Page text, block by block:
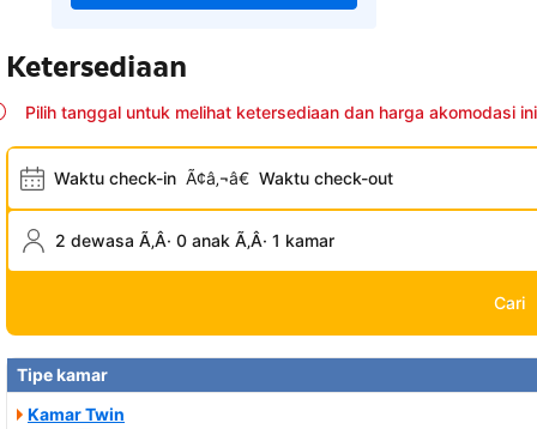
Ketersediaan
Pilih tanggal untuk melihat ketersediaan dan harga akomodasi ini
Waktu check-in Ã¢â‚¬â€ Waktu check-out
2 dewasa Ã‚Â· 0 anak Ã‚Â· 1 kamar
Cari
Tipe kamar
Kamar Twin